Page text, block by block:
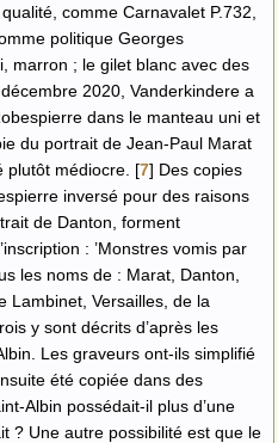
comme Carnavalet P.732,
politique Georges
marron ; le gilet blanc avec des
2020, Vanderkindere a
dans le manteau uni et
du portrait de Jean-Paul Marat
plutôt médiocre. [7] Des copies
inversé pour des raisons
de Danton, forment
: ’Monstres vomis par
les noms de : Marat, Danton,
Lambinet, Versailles, de la
y sont décrits d’après les
Les graveurs ont-ils simplifié
été copiée dans des
Albin possédait-il plus d’une
? Une autre possibilité est que le